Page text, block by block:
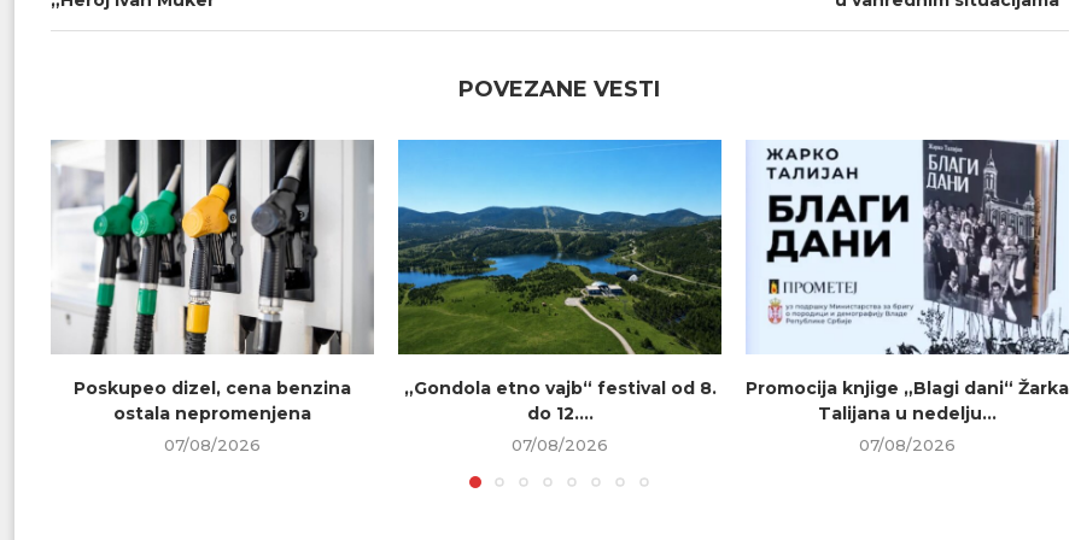
POVEZANE VESTI
Poskupeo dizel, cena benzina
ostala nepromenjena
07/08/2026
„Gondola etno vajb“ festival od 8.
do 12....
07/08/2026
Promocija knjige „Blagi dani“ Žarka
Talijana u nedelju...
07/08/2026